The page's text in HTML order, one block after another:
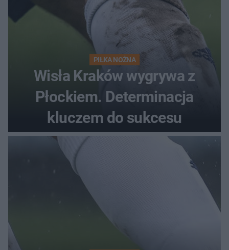
PIŁKA NOŻNA
Wisła Kraków wygrywa z
Płockiem. Determinacja
kluczem do sukcesu